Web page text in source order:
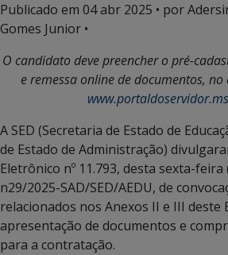
Publicado em 04 abr 2025 • por
Gomes Junior •
O candidato deve preencher o pré-
e remessa online de documentos,
A SED (Secretaria de Estado de
de Estado de Administração)
Eletrônico nº 11.793, desta sexta-feira
n29/2025-SAD/SED/AEDU, de
relacionados nos Anexos II e III deste
apresentação de documentos e
para a contratação.